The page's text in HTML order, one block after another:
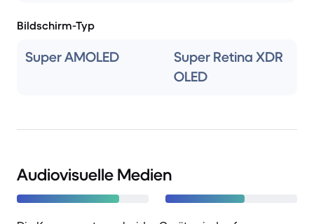
Bildschirm-Typ
Super AMOLED
Super Retina XDR
OLED
Audiovisuelle Medien